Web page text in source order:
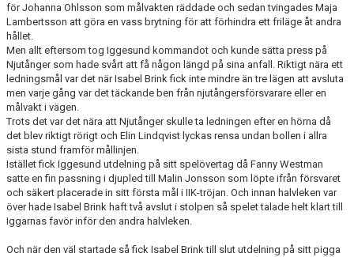
för Johanna Ohlsson som målvakten räddade och sedan tvingades Maja
Lambertsson att göra en vass brytning för att förhindra ett friläge åt andra
hållet.
Men allt eftersom tog Iggesund kommandot och kunde sätta press på
Njutånger som hade svårt att få någon längd på sina anfall. Riktigt nära ett
ledningsmål var det när Isabel Brink fick inte mindre än tre lägen att avsluta
men varje gång var det täckande ben från njutångersförsvarare eller en
målvakt i vägen.
Trots det var det nära att Njutånger skulle ta ledningen efter en hörna då
det blev riktigt rörigt och Elin Lindqvist lyckas rensa undan bollen i allra
sista stund framför mållinjen.
Istället fick Iggesund utdelning på sitt spelövertag då Fanny Westman
satte en fin passning i djupled till Malin Jonsson som löpte ifrån försvaret
och säkert placerade in sitt första mål i IIK-tröjan. Och innan halvleken var
över hade Isabel Brink haft två avslut i stolpen så spelet talade helt klart till
Iggarnas favör inför den andra halvleken.
Och när den väl startade så fick Isabel Brink till slut utdelning på sitt pigga